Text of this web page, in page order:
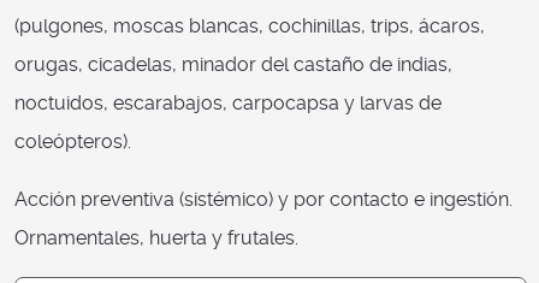
(pulgones, moscas blancas, cochinillas, trips, ácaros,
orugas, cicadelas, minador del castaño de indias,
noctuidos, escarabajos, carpocapsa y larvas de
coleópteros).
Acción preventiva (sistémico) y por contacto e ingestión.
Ornamentales, huerta y frutales.